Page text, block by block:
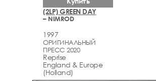
(2LP) GREEN DAY
– NIMROD
1997
ОРИГИНАЛЬНЫЙ
ПРЕСС 2020
Reprise
England & Europe
(Holland)